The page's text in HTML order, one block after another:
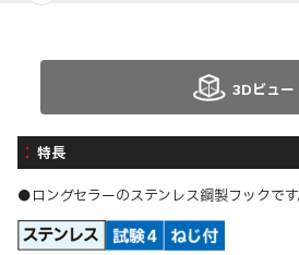
3Dビュー
特長
●ロングセラーのステンレス鋼製フックです